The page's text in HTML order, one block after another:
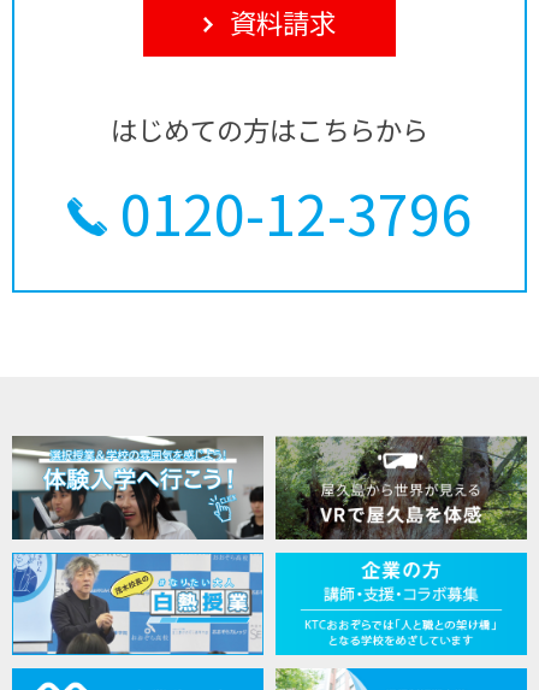
資料請求
はじめての方はこちらから
0120-12-3796